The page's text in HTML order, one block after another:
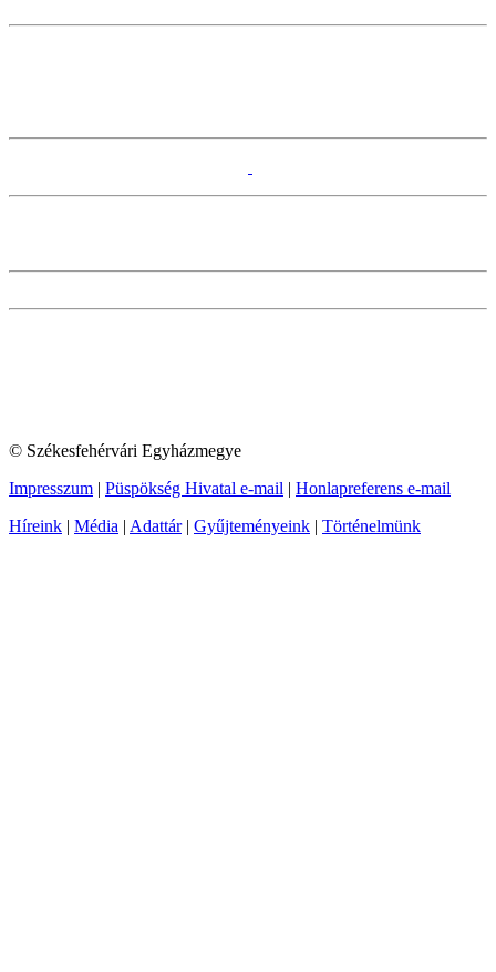
© Székesfehérvári Egyházmegye
Impresszum | Püspökség Hivatal e-mail | Honlapreferens e-mail
Híreink | Média | Adattár| Gyűjteményeink | Történelmünk